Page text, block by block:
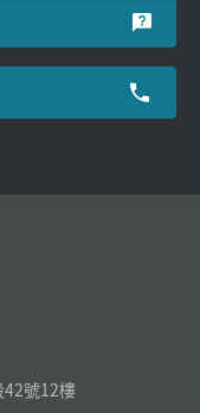
42號12樓